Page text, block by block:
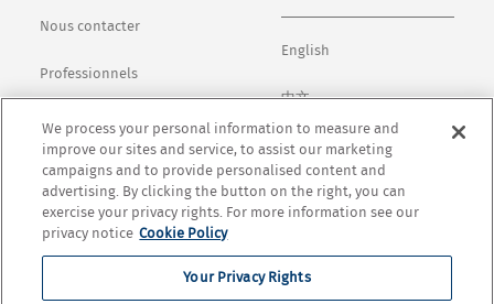
Nous contacter
Professionnels
Politique de
confidentialité
Conditions générales
Cookie Settings
English
中文
日本語
Español
We process your personal information to measure and
improve our sites and service, to assist our marketing
campaigns and to provide personalised content and
advertising. By clicking the button on the right, you can
exercise your privacy rights. For more information see our
privacy notice Cookie Policy
Your Privacy Rights